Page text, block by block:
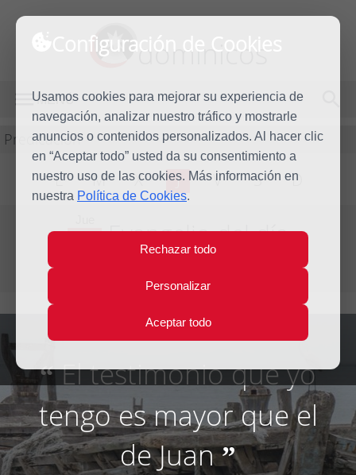
Configuración de Cookies
Usamos cookies para mejorar su experiencia de
navegación, analizar nuestro tráfico y mostrarle
anuncios o contenidos personalizados. Al hacer clic
en “Aceptar todo” usted da su consentimiento a
nuestro uso de las cookies. Más información en
nuestra Política de Cookies.
Rechazar todo
Personalizar
Aceptar todo
dominicos
MENÚ
Predicación
L M X J V S D
22 Evangelio del día
“El testimonio que yo
tengo es mayor que el
de Juan”